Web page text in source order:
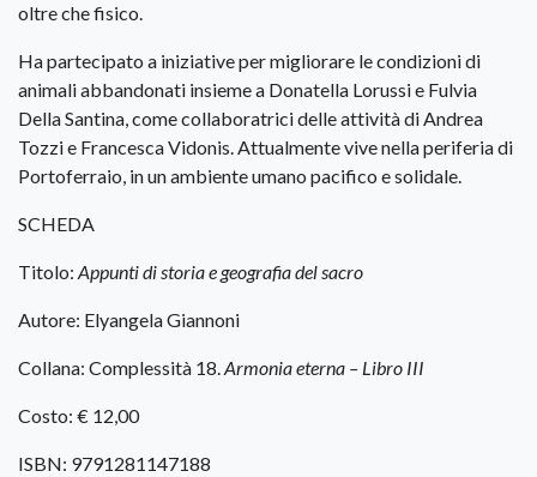
oltre che fisico.
Ha partecipato a iniziative per migliorare le condizioni di
animali abbandonati insieme a Donatella Lorussi e Fulvia
Della Santina, come collaboratrici delle attività di Andrea
Tozzi e Francesca Vidonis. Attualmente vive nella periferia di
Portoferraio, in un ambiente umano pacifico e solidale.
SCHEDA
Titolo: Appunti di storia e geografia del sacro
Autore: Elyangela Giannoni
Collana: Complessità 18.Armonia eterna – Libro III
Costo: € 12,00
ISBN: 9791281147188